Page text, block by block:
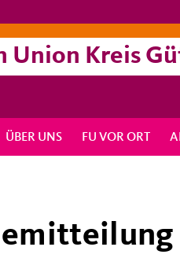
Union Kreis
ÜBER UNS FU VOR ORT